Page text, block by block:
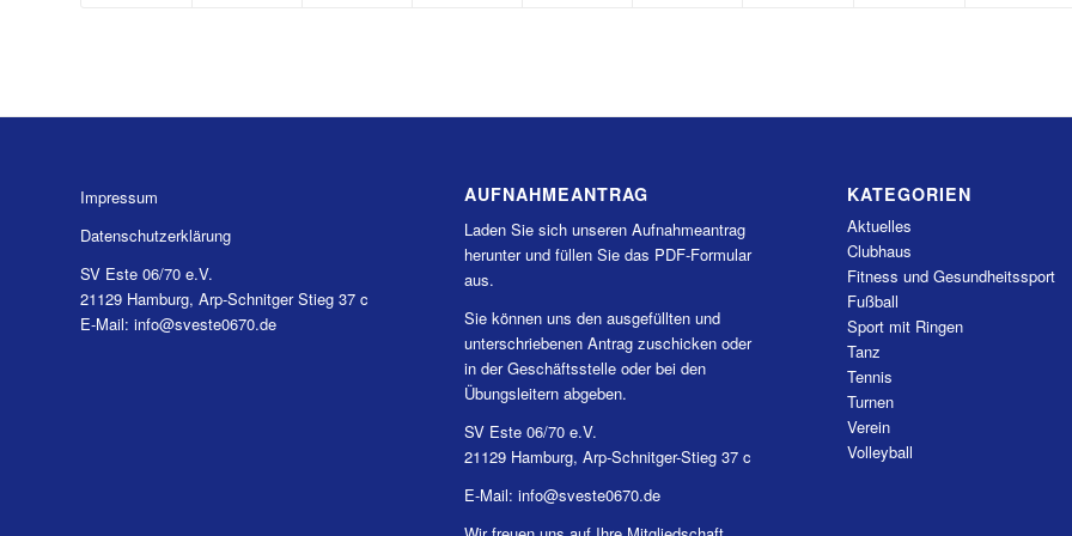
Impressum
Datenschutzerklärung
SV Este 06/70 e.V.
21129 Hamburg, Arp-Schnitger Stieg 37 c
E-Mail: info@sveste0670.de
AUFNAHMEANTRAG
Laden Sie sich unseren Aufnahmeantrag
herunter und füllen Sie das PDF-Formular
aus.
Sie können uns den ausgefüllten und
unterschriebenen Antrag zuschicken oder
in der Geschäftsstelle oder bei den
Übungsleitern abgeben.
SV Este 06/70 e.V.
21129 Hamburg, Arp-Schnitger-Stieg 37 c
E-Mail: info@sveste0670.de
KATEGORIEN
Aktuelles
Clubhaus
Fitness und Gesundheitssport
Fußball
Sport mit Ringen
Tanz
Tennis
Turnen
Verein
Volleyball